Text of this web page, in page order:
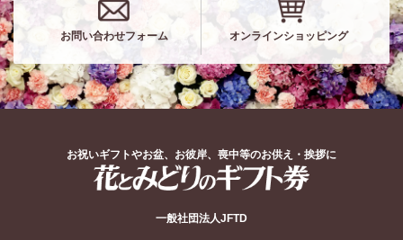
お問い合わせフォーム オンラインショッピング
お祝いギフトやお盆、お彼岸、喪中等のお供え・挨拶に
一般社団法人JFTD